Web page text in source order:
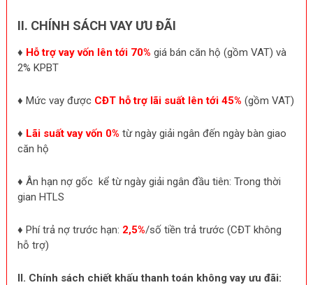
II. CHÍNH SÁCH VAY ƯU ĐÃI
♦ Hỗ trợ vay vốn lên tới 70% giá bán căn hộ (gồm VAT) và
2% KPBT
♦ Mức vay được CĐT hỗ trợ lãi suất lên tới 45% (gồm VAT)
♦ Lãi suất vay vốn 0% từ ngày giải ngân đến ngày bàn giao
căn hộ
♦ Ân hạn nợ gốc kể từ ngày giải ngân đầu tiên: Trong thời
gian HTLS
♦ Phí trả nợ trước hạn: 2,5%/số tiền trả trước (CĐT không
hỗ trợ)
II. Chính sách chiết khấu thanh toán không vay ưu đãi: